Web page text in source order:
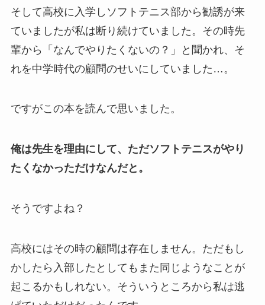
そして高校に入学しソフトテニス部から勧誘が来
ていましたが私は断り続けていました。その時先
輩から「なんでやりたくないの？」と聞かれ、そ
れを中学時代の顧問のせいにしていました…。
ですがこの本を読んで思いました。
俺は先生を理由にして、ただソフトテニスがやり
たくなかっただけなんだと。
そうですよね？
高校にはその時の顧問は存在しません。ただもし
かしたら入部したとしてもまた同じようなことが
起こるかもしれない。そういうところから私は逃